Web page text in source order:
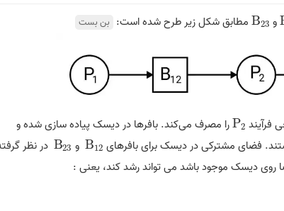
و B23
B23 مطابق شکل زیر طرح شده است: بن بست
فرآیند P2
P2 را مصرف می‌کند. بافرها در دیسک پیاده سازی شده و
فضای مشترکی در دیسک برای بافرهای
B12
B12 و B23
B23
در نظر
روی دیسک موجود باشد می تواند رشد کند، یعنی :